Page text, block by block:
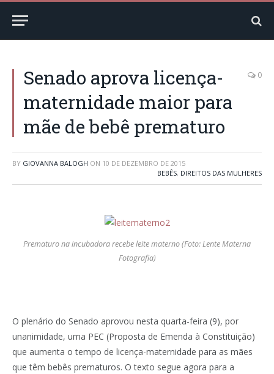
Senado aprova licença-
maternidade maior para
mãe de bebê prematuro
0
BY GIOVANNA BALOGH ON 10 DE DEZEMBRO DE 2015
BEBÊS, DIREITOS DAS MULHERES
Prematuro na incubadora recebe leite materno (Foto: Lente Materna
Fotografia)
O plenário do Senado aprovou nesta quarta-feira (9), por
unanimidade, uma PEC (Proposta de Emenda à Constituição)
que aumenta o tempo de licença-maternidade para as mães
que têm bebês prematuros. O texto segue agora para a